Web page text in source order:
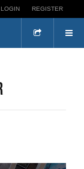
LOGIN REGISTER